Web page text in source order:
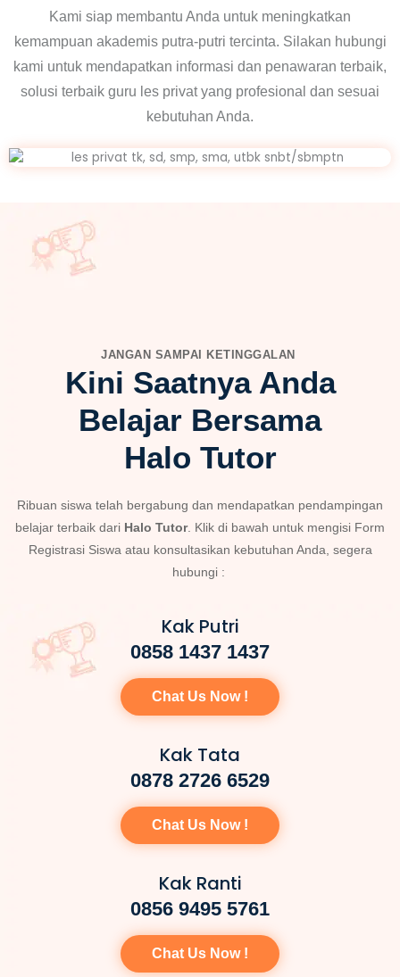
Kami siap membantu Anda untuk meningkatkan
kemampuan akademis putra-putri tercinta. Silakan hubungi
kami untuk mendapatkan informasi dan penawaran terbaik,
solusi terbaik guru les privat yang profesional dan sesuai
kebutuhan Anda.
JANGAN SAMPAI KETINGGALAN
Kini Saatnya Anda
Belajar Bersama
Halo Tutor
Ribuan siswa telah bergabung dan mendapatkan pendampingan
belajar terbaik dari Halo Tutor. Klik di bawah untuk mengisi Form
Registrasi Siswa atau konsultasikan kebutuhan Anda, segera
hubungi :
Kak Putri
0858 1437 1437
Chat Us Now !
Kak Tata
0878 2726 6529
Chat Us Now !
Kak Ranti
0856 9495 5761
Chat Us Now !